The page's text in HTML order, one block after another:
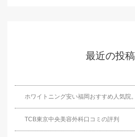
最近の投稿
ホワイトニング安い福岡おすすめ人気院。
TCB東京中央美容外科口コミの評判